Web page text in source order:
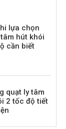
lựa chọn
hút khói
cần biết
quạt ly tâm
2 tốc độ tiết